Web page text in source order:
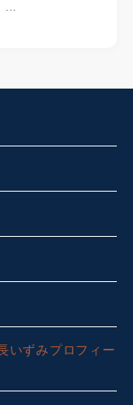
…
いずみプロフィー